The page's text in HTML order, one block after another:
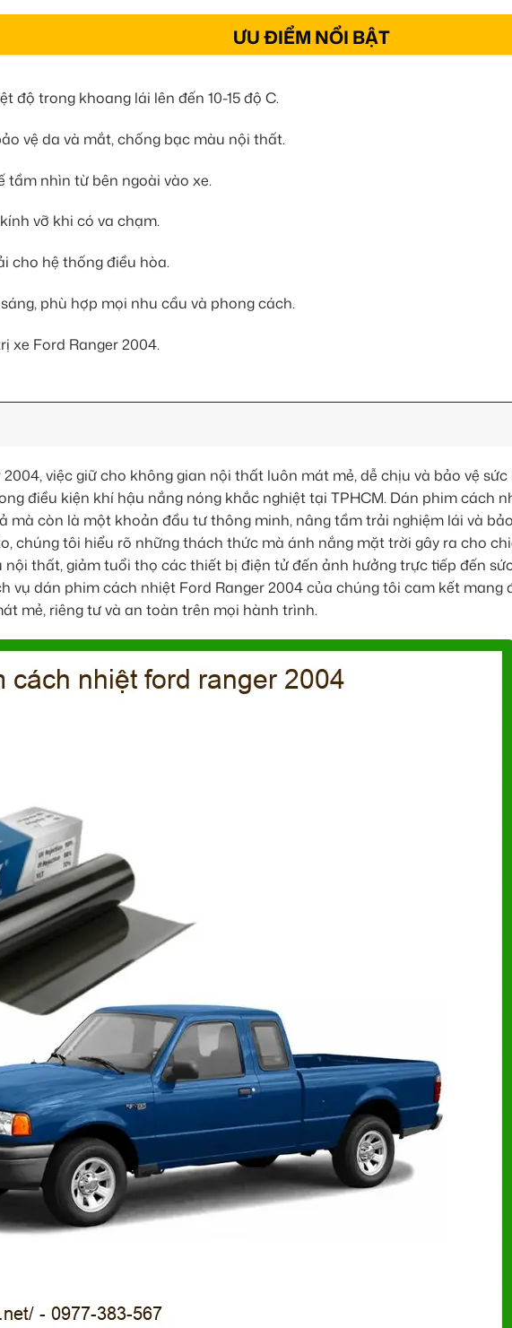
ƯU ĐIỂM NỔI BẬT
độ trong khoang lái lên đến 10-15 độ C.
vệ da và mắt, chống bạc màu nội thất.
tầm nhìn từ bên ngoài vào xe.
vỡ khi có va chạm.
cho hệ thống điều hòa.
phù hợp mọi nhu cầu và phong cách.
xe Ford Ranger 2004.
việc giữ cho không gian nội thất luôn mát mẻ, dễ chịu và bảo vệ sức
điều kiện khí hậu nắng nóng khắc nghiệt tại TPHCM. Dán phim cách
mà còn là một khoản đầu tư thông minh, nâng tầm trải nghiệm lái và
chúng tôi hiểu rõ những thách thức mà ánh nắng mặt trời gây ra cho
thất, giảm tuổi thọ các thiết bị điện tử đến ảnh hưởng trực tiếp đến
vụ dán phim cách nhiệt Ford Ranger 2004 của chúng tôi cam kết mang
mẻ, riêng tư và an toàn trên mọi hành trình.